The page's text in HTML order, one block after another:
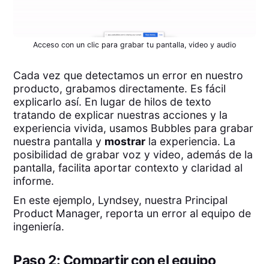
Acceso con un clic para grabar tu pantalla, video y audio
Cada vez que detectamos un error en nuestro
producto, grabamos directamente. Es fácil
explicarlo así. En lugar de hilos de texto
tratando de explicar nuestras acciones y la
experiencia vivida, usamos Bubbles para grabar
nuestra pantalla y mostrar la experiencia. La
posibilidad de grabar voz y video, además de la
pantalla, facilita aportar contexto y claridad al
informe.
En este ejemplo, Lyndsey, nuestra Principal
Product Manager, reporta un error al equipo de
ingeniería.
Paso 2: Compartir con el equipo